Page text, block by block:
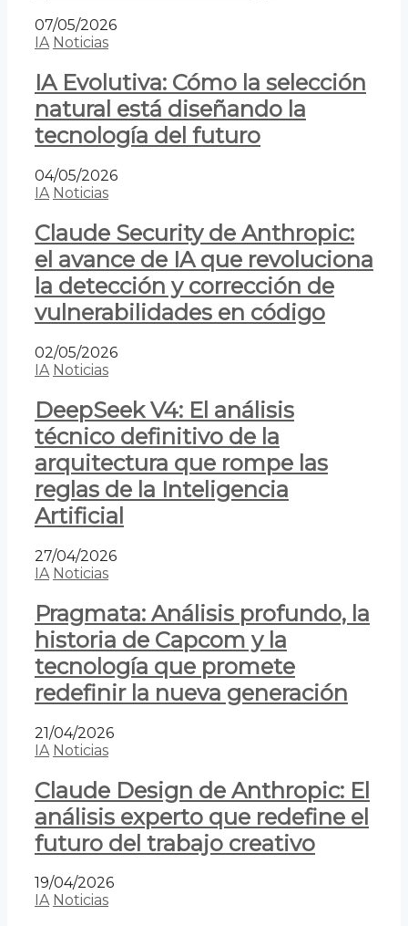
07/05/2026
IA Noticias
IA Evolutiva: Cómo la selección
natural está diseñando la
tecnología del futuro
04/05/2026
IA Noticias
Claude Security de Anthropic:
el avance de IA que revoluciona
la detección y corrección de
vulnerabilidades en código
02/05/2026
IA Noticias
DeepSeek V4: El análisis
técnico definitivo de la
arquitectura que rompe las
reglas de la Inteligencia
Artificial
27/04/2026
IA Noticias
Pragmata: Análisis profundo, la
historia de Capcom y la
tecnología que promete
redefinir la nueva generación
21/04/2026
IA Noticias
Claude Design de Anthropic: El
análisis experto que redefine el
futuro del trabajo creativo
19/04/2026
IA Noticias